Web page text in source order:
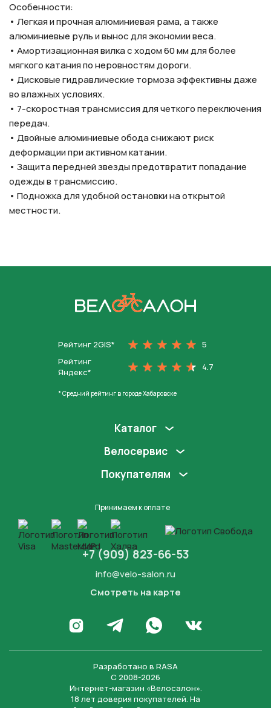
Особенности:
• Легкая и прочная алюминиевая рама, а также
алюминиевые руль и вынос для экономии веса.
• Амортизационная вилка с ходом 60 мм для более
мягкого катания по неровностям дороги.
• Дисковые гидравлические тормоза эффективны даже
во влажных условиях.
• 7-скоростная трансмиссия для четкого переключения
передач.
• Двойные алюминиевые обода снижают риск
деформации при активном катании.
• Защита передней звезды предотвратит попадание
одежды в трансмиссию.
• Подножка для удобной остановки на открытой
местности.
Рейтинг 2GIS*
5
Рейтинг
Яндекс*
4.7
* Средний рейтинг в городе Хабаровске
Каталог
Велосервис
Покупателям
Принимаем к оплате
+7 (909) 823-66-53
info@velo-salon.ru
Смотреть на карте
Перейти в Инстаграм
Написать в Телеграм
Написать в WhatsApp
Перейти во
Разработано в RASA
С 2008-2026
Интернет-магазин «Велосалон».
18 лет доверия покупателей. На